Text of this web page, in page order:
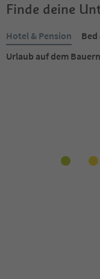
Finde deine
Hotel & Pension
Urlaub auf dem